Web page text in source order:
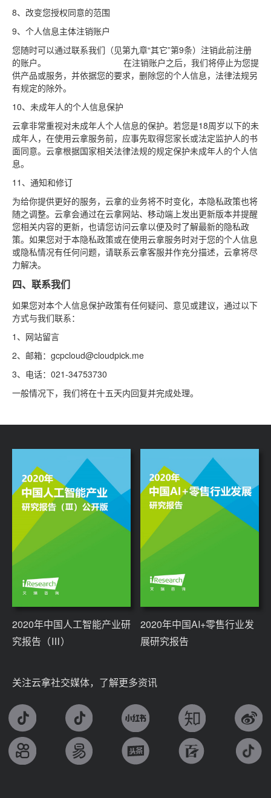
8、改变您授权同意的范围
9、个人信息主体注销账户
您随时可以通过联系我们（见第九章“其它”第9条）注销此前注册
的账户。 在注销账户之后，我们将停止为您提
供产品或服务，并依据您的要求，删除您的个人信息，法律法规另
有规定的除外。
10、未成年人的个人信息保护
云拿非常重视对未成年人个人信息的保护。若您是18周岁以下的未
成年人，在使用云拿服务前，应事先取得您家长或法定监护人的书
面同意。云拿根据国家相关法律法规的规定保护未成年人的个人信
息。
11、通知和修订
为给你提供更好的服务，云拿的业务将不时变化，本隐私政策也将
随之调整。云拿会通过在云拿网站、移动端上发出更新版本并提醒
您相关内容的更新，也请您访问云拿以便及时了解最新的隐私政
策。如果您对于本隐私政策或在使用云拿服务时对于您的个人信息
或隐私情况有任何问题，请联系云拿客服并作充分描述，云拿将尽
力解决。
四、联系我们
如果您对本个人信息保护政策有任何疑问、意见或建议，通过以下
方式与我们联系：
1、网站留言
2、邮箱：gcpcloud@cloudpick.me
3、电话：021-34753730
一般情况下，我们将在十五天内回复并完成处理。
2020年中国人工智能产业研
究报告（Ⅲ）
2020年中国AI+零售行业发
展研究报告
关注云拿社交媒体，了解更多资讯